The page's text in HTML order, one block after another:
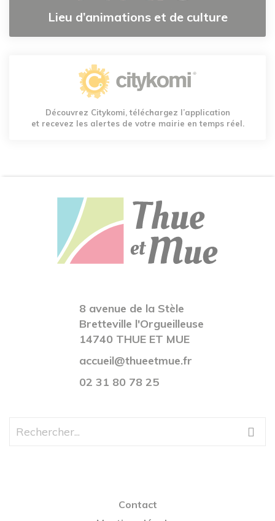
Lieu d’animations et de culture
Découvrez Citykomi, téléchargez l’application
et recevez les alertes de votre mairie en temps réel.
8 avenue de la Stèle
Bretteville l'Orgueilleuse
14740 THUE ET MUE
accueil@thueetmue.fr
02 31 80 78 25
Contact